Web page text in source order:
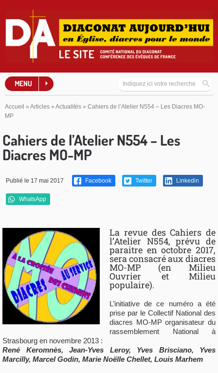
MENU
Accueil » Articles » Actualités » Cahiers de l’Atelier N554 – Les Diacres MO-
MP
Cahiers de l’Atelier N554 – Les
Diacres MO-MP
Publié le 17 mai 2017 Facebook Twitter Linkedin
WhatsApp
La revue des Cahiers de
l’Atelier N554, prévu de
paraitre en octobre 2017,
sera consacré aux diacres
MO-MP (en Milieu
Ouvrier et Milieu
populaire).
L’initiative de ce numéro a été
prise par le Collectif National des
diacres MO-MP organisateur du
rassemblement National à
Strasbourg en novembre 2013 :
René Keromnès, Jean-Yves Leroy, Yves Brisciano, Yves
Marcilly, Marcel Godin, Marie Noëlle Chellet, Louis Marhem